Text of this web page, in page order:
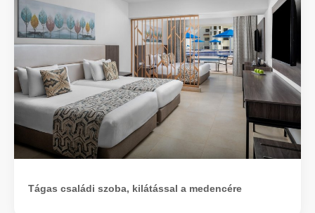
Tágas családi szoba, kilátással a medencére